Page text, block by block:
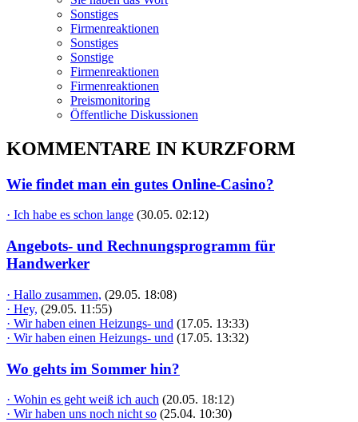
Sonstiges
Firmenreaktionen
Sonstiges
Sonstige
Firmenreaktionen
Firmenreaktionen
Preismonitoring
Öffentliche Diskussionen
KOMMENTARE IN KURZFORM
Wie findet man ein gutes Online-Casino?
· Ich habe es schon lange (30.05. 02:12)
Angebots- und Rechnungsprogramm für
Handwerker
· Hallo zusammen, (29.05. 18:08)
· Hey, (29.05. 11:55)
· Wir haben einen Heizungs- und (17.05. 13:33)
· Wir haben einen Heizungs- und (17.05. 13:32)
Wo gehts im Sommer hin?
· Wohin es geht weiß ich auch (20.05. 18:12)
· Wir haben uns noch nicht so (25.04. 10:30)